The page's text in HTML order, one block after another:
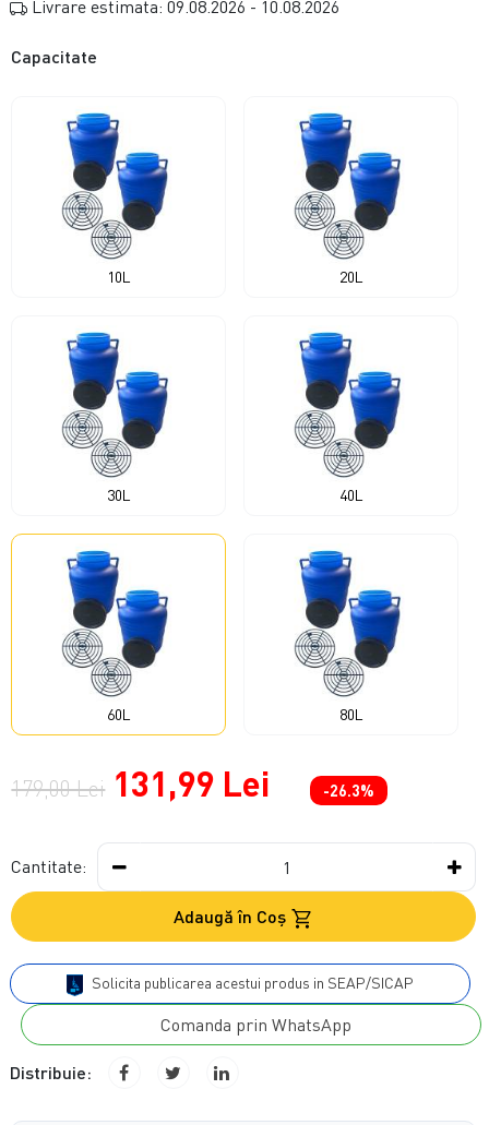
Livrare estimata: 09.08.2026 - 10.08.2026
Capacitate
10L 20L
30L 40L
60L 80L
179,00 Lei 131,99 Lei -26.3%
Cantitate:
Adaugă în Coş
Solicita publicarea acestui produs in SEAP/SICAP
Comanda prin WhatsApp
Distribuie: